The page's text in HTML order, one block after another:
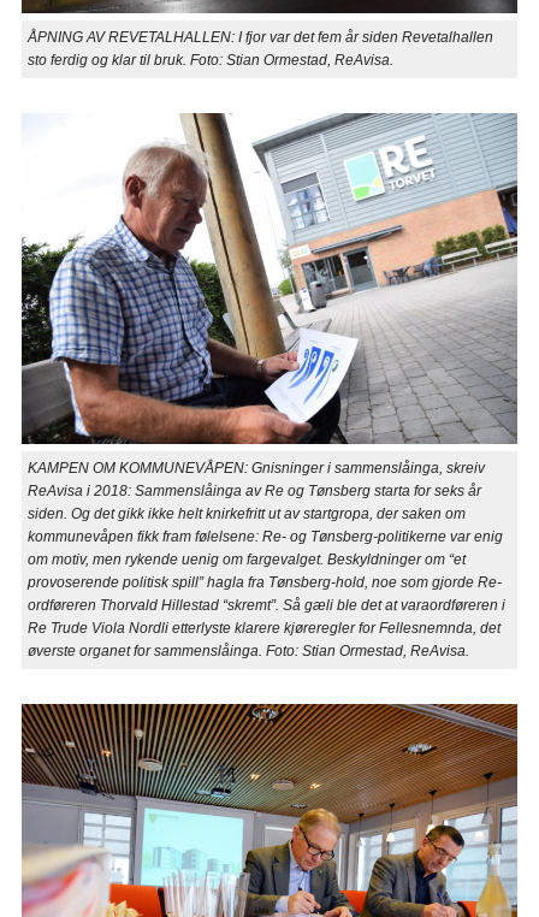
ÅPNING AV REVETALHALLEN: I fjor var det fem år siden Revetalhallen
sto ferdig og klar til bruk. Foto: Stian Ormestad, ReAvisa.
KAMPEN OM KOMMUNEVÅPEN: Gnisninger i sammenslåinga, skreiv
ReAvisa i 2018: Sammenslåinga av Re og Tønsberg starta for seks år
siden. Og det gikk ikke helt knirkefritt ut av startgropa, der saken om
kommunevåpen fikk fram følelsene: Re- og Tønsberg-politikerne var enig
om motiv, men rykende uenig om fargevalget. Beskyldninger om “et
provoserende politisk spill” hagla fra Tønsberg-hold, noe som gjorde Re-
ordføreren Thorvald Hillestad “skremt”. Så gæli ble det at varaordføreren i
Re Trude Viola Nordli etterlyste klarere kjøreregler for Fellesnemnda, det
øverste organet for sammenslåinga. Foto: Stian Ormestad, ReAvisa.